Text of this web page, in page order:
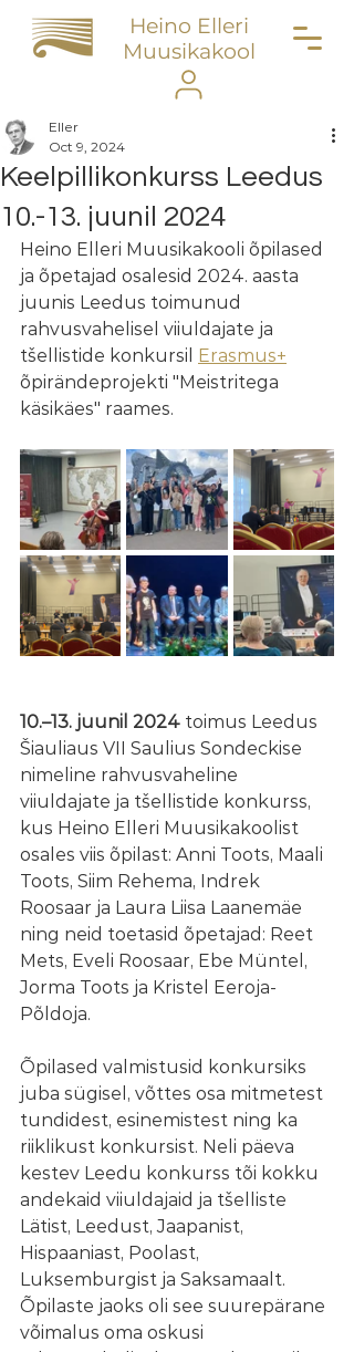
Heino Elleri
Muusikakool
Keelpillikonkurss Leedus
10.-13. juunil 2024
Eller
Oct 9, 2024
Heino Elleri Muusikakooli õpilased
ja õpetajad osalesid 2024. aasta
juunis Leedus toimunud
rahvusvahelisel viiuldajate ja
tšellistide konkursil Erasmus+
õpirändeprojekti "Meistritega
käsikäes" raames.
10.–13. juunil 2024 toimus Leedus
Šiauliaus VII Saulius Sondeckise
nimeline rahvusvaheline
viiuldajate ja tšellistide konkurss,
kus Heino Elleri Muusikakoolist
osales viis õpilast: Anni Toots, Maali
Toots, Siim Rehema, Indrek
Roosaar ja Laura Liisa Laanemäe
ning neid toetasid õpetajad: Reet
Mets, Eveli Roosaar, Ebe Müntel,
Jorma Toots ja Kristel Eeroja-
Põldoja.
Õpilased valmistusid konkursiks
juba sügisel, võttes osa mitmetest
tundidest, esinemistest ning ka
riiklikust konkursist. Neli päeva
kestev Leedu konkurss tõi kokku
andekaid viiuldajaid ja tšelliste
Lätist, Leedust, Jaapanist,
Hispaaniast, Poolast,
Luksemburgist ja Saksamaalt.
Õpilaste jaoks oli see suurepärane
võimalus oma oskusi